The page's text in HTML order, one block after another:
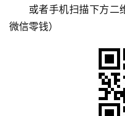
或者手机扫描下方二
微信零钱）